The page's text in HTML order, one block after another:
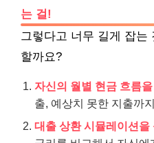
는 걸!
그렇다고 너무 길게 잡는
할까요?
자신의 월별 현금 흐름
출, 예상치 못한 지출까
대출 상환 시뮬레이션을